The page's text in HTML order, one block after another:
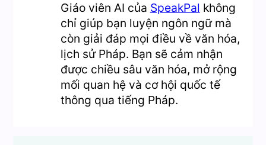
Giáo viên AI của SpeakPal không
chỉ giúp bạn luyện ngôn ngữ mà
còn giải đáp mọi điều về văn hóa,
lịch sử Pháp. Bạn sẽ cảm nhận
được chiều sâu văn hóa, mở rộng
mối quan hệ và cơ hội quốc tế
thông qua tiếng Pháp.